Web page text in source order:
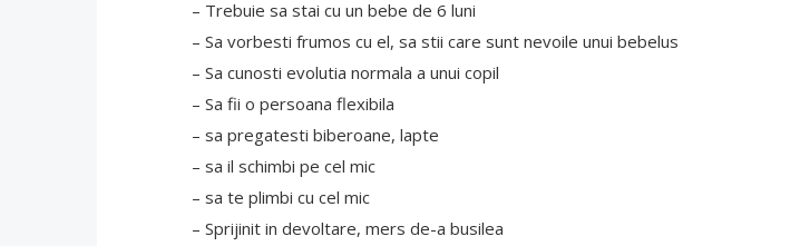
– Trebuie sa stai cu un bebe de 6 luni
– Sa vorbesti frumos cu el, sa stii care sunt nevoile unui bebelus
– Sa cunosti evolutia normala a unui copil
– Sa fii o persoana flexibila
– sa pregatesti biberoane, lapte
– sa il schimbi pe cel mic
– sa te plimbi cu cel mic
– Sprijinit in devoltare, mers de-a busilea